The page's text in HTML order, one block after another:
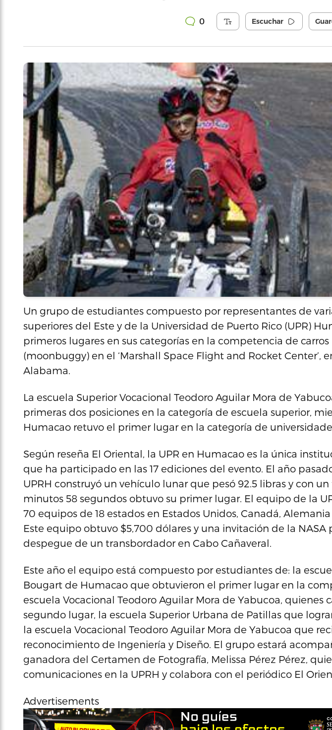
0 Escuchar
Un grupo de estudiantes compuesto por representantes de
superiores del Este y de la Universidad de Puerto Rico (UPR)
primeros lugares en sus categorías en la competencia de
(moonbuggy) en el ‘Marshall Space Flight and Rocket Center’,
Alabama.
La escuela Superior Vocacional Teodoro Aguilar Mora de
primeras dos posiciones en la categoría de escuela superior,
Humacao retuvo el primer lugar en la categoría de
Según reseña El Oriental, la UPR en Humacao es la única
que ha participado en las 17 ediciones del evento. El año
UPRH construyó un vehículo lunar que pesó 92.5 libras y con
minutos 58 segundos obtuvo su primer lugar. El equipo de la
70 equipos de 18 estados en Estados Unidos, Canadá,
Este equipo obtuvo $5,700 dólares y una invitación de la NASA
despegue de un transbordador en Cabo Cañaveral.
Este año el equipo está compuesto por estudiantes de: la
Bougart de Humacao que obtuvieron el primer lugar en la
escuela Vocacional Teodoro Aguilar Mora de Yabucoa, quienes
segundo lugar, la escuela Superior Urbana de Patillas que
la escuela Vocacional Teodoro Aguilar Mora de Yabucoa que
reconocimiento de Ingeniería y Diseño. El grupo estará
ganadora del Certamen de Fotografía, Melissa Pérez Pérez,
comunicaciones en la UPRH y colabora con el periódico El
Advertisements